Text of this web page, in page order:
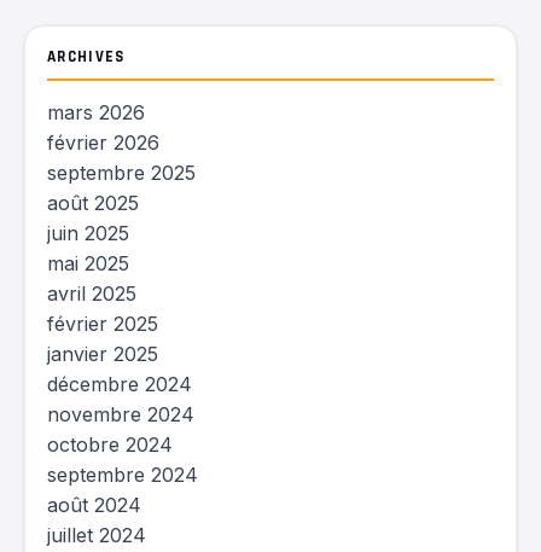
ARCHIVES
mars 2026
février 2026
septembre 2025
août 2025
juin 2025
mai 2025
avril 2025
février 2025
janvier 2025
décembre 2024
novembre 2024
octobre 2024
septembre 2024
août 2024
juillet 2024